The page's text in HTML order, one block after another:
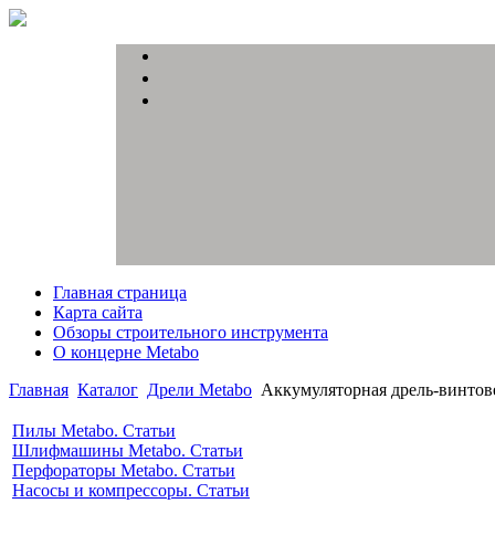
Главная страница
Карта сайта
Обзоры строительного инструмента
О концерне Metabo
Главная Каталог Дрели Metabo Аккумуляторная дрель-
Пилы Metabo. Статьи
Шлифмашины Metabo. Статьи
Перфораторы Metabo. Статьи
Насосы и компрессоры. Статьи